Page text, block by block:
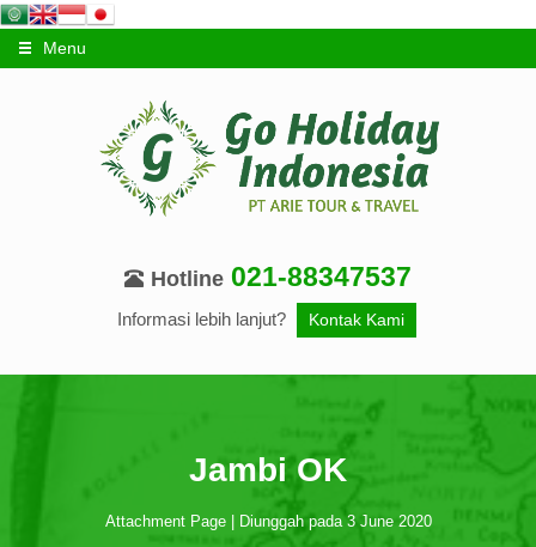
Menu
Hotline 021-88347537
Informasi lebih lanjut? Kontak Kami
Jambi OK
Attachment Page | Diunggah pada 3 June 2020